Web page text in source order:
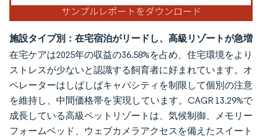
施設タイプ別：在宅宿泊がリードし、高級リゾートが急増
在宅ケアは2025年の収益の36.58%を占め、住宅環境をより
ストレスが少ないと認識する飼育者に好まれています。オ
ペレーターはしばしばキャパシティを制限して個別の注意
を維持し、中間価格帯を実現しています。CAGR 13.29%で
成長している高級ペットリゾートは、気候制御、メモリー
フォームベッド、ウェブカメラアクセスを備えたスイート